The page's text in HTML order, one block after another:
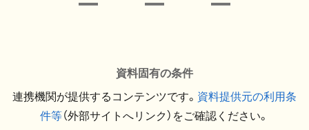
資料固有の条件
連携機関が提供するコンテンツです。 資料提供元の利用条
件等（外部サイトへリンク）をご確認ください。